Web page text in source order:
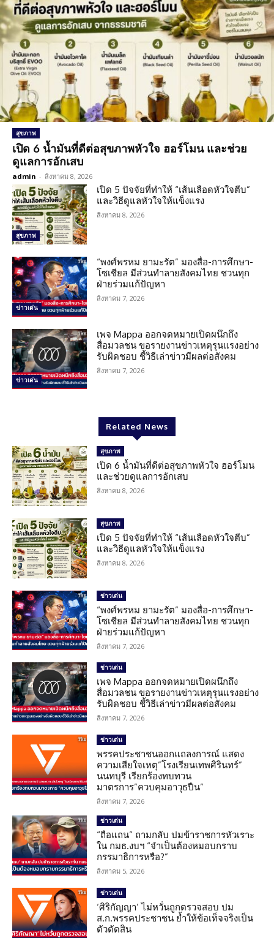
สุขภาพ
เปิด 6 น้ำมันที่ดีต่อสุขภาพหัวใจ ฮอร์โมน และช่วย
ดูแลการอักเสบ
admin - สิงหาคม 8, 2026
สุขภาพ
เปิด 5 ปัจจัยที่ทำให้ “เส้นเลือดหัวใจตีบ”
และวิธีดูแลหัวใจให้แข็งแรง
สิงหาคม 8, 2026
ข่าวเด่น
“พงศ์พรหม ยามะรัต” มองสื่อ-การศึกษา-
โซเชียล มีส่วนทำลายสังคมไทย ชวนทุก
ฝ่ายร่วมแก้ปัญหา
สิงหาคม 7, 2026
ข่าวเด่น
เพจ Mappa ออกจดหมายเปิดผนึกถึง
สื่อมวลชน ขอรายงานข่าวเหตุรุนแรงอย่าง
รับผิดชอบ ชี้วิธีเล่าข่าวมีผลต่อสังคม
สิงหาคม 7, 2026
Related News
สุขภาพ
เปิด 6 น้ำมันที่ดีต่อสุขภาพหัวใจ ฮอร์โมน
และช่วยดูแลการอักเสบ
สิงหาคม 8, 2026
สุขภาพ
เปิด 5 ปัจจัยที่ทำให้ “เส้นเลือดหัวใจตีบ”
และวิธีดูแลหัวใจให้แข็งแรง
สิงหาคม 8, 2026
ข่าวเด่น
“พงศ์พรหม ยามะรัต” มองสื่อ-การศึกษา-
โซเชียล มีส่วนทำลายสังคมไทย ชวนทุก
ฝ่ายร่วมแก้ปัญหา
สิงหาคม 7, 2026
ข่าวเด่น
เพจ Mappa ออกจดหมายเปิดผนึกถึง
สื่อมวลชน ขอรายงานข่าวเหตุรุนแรงอย่าง
รับผิดชอบ ชี้วิธีเล่าข่าวมีผลต่อสังคม
สิงหาคม 7, 2026
ข่าวเด่น
พรรคประชาชนออกแถลงการณ์ แสดง
ความเสียใจเหตุ”โรงเรียนเทพศิรินทร์”
นนทบุรี เรียกร้องทบทวน
มาตรการ”ควบคุมอาวุธปืน”
สิงหาคม 7, 2026
ข่าวเด่น
“ถือแถน” ถามกลับ ปมข้าราชการหัวเราะ
ใน กมธ.งบฯ “จำเป็นต้องหมอบกราบ
กรรมาธิการหรือ?”
สิงหาคม 5, 2026
ข่าวเด่น
‘ศิริกัญญา’ ไม่หวั่นถูกตรวจสอบ ปม
ส.ก.พรรคประชาชน ย้ำให้ข้อเท็จจริงเป็น
ตัวตัดสิน